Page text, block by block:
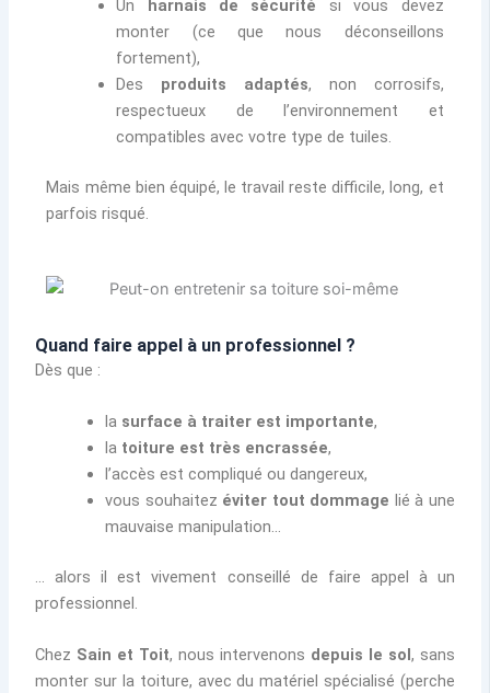
Un harnais de sécurité si vous devez
monter (ce que nous déconseillons
fortement),
Des produits adaptés, non corrosifs,
respectueux de l’environnement et
compatibles avec votre type de tuiles.
Mais même bien équipé, le travail reste difficile, long, et
parfois risqué.
Quand faire appel à un professionnel ?
Dès que :
la surface à traiter est importante,
la toiture est très encrassée,
l’accès est compliqué ou dangereux,
vous souhaitez éviter tout dommage lié à une
mauvaise manipulation…
… alors il est vivement conseillé de faire appel à un
professionnel.
Chez Sain et Toit, nous intervenons depuis le sol, sans
monter sur la toiture, avec du matériel spécialisé (perche